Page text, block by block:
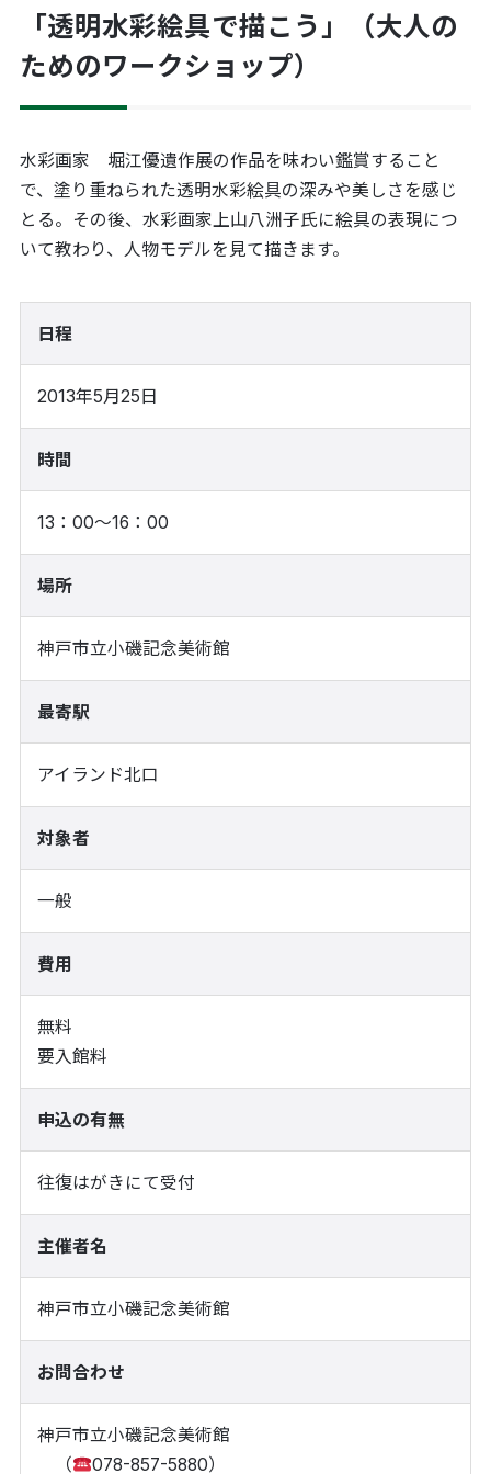
「透明水彩絵具で描こう」（大人の
ためのワークショップ）
水彩画家 堀江優遺作展の作品を味わい鑑賞すること
で、塗り重ねられた透明水彩絵具の深みや美しさを感じ
とる。その後、水彩画家上山八洲子氏に絵具の表現につ
いて教わり、人物モデルを見て描きます。
日程
2013年5月25日
時間
13：00～16：00
場所
神戸市立小磯記念美術館
最寄駅
アイランド北口
対象者
一般
費用
無料
要入館料
申込の有無
往復はがきにて受付
主催者名
神戸市立小磯記念美術館
お問合わせ
神戸市立小磯記念美術館
（
078-857-5880）